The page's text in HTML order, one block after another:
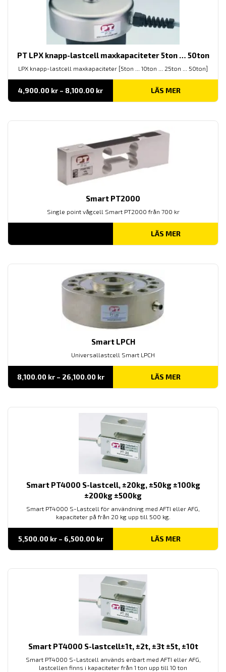
PT LPX knapp-lastcell maxkapaciteter 5ton … 50ton
LPX knapp-lastcell maxkapaciteter [5ton ... 10ton ... 25ton ... 50ton]
4,900.00 kr – 8,100.00 krPrisintervall:
till
LÄS MER
Smart PT2000
Single point vågcell Smart PT2000 från 700 kr
LÄS MER
Smart LPCH
Universallastcell Smart LPCH
8,100.00 kr – 26,100.00 krPrisintervall:
till
LÄS MER
Smart PT4000 S-lastcell, ±20kg, ±50kg ±100kg
±200kg ±500kg
Smart PT4000 S-Lastcell för användning med AFTI eller AFG,
kapaciteter på från 20 kg upp till 500 kg.
5,500.00 kr – 6,500.00 krPrisintervall:
till
LÄS MER
Smart PT4000 S-lastcell±1t, ±2t, ±3t ±5t, ±10t
Smart PT4000 S-Lastcell används enbart med AFTI eller AFG,
lastcellen finns i kapaciteter från 1 ton upp till 10 ton